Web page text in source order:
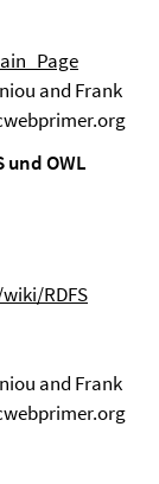
and Frank
und OWL
RDFS
and Frank